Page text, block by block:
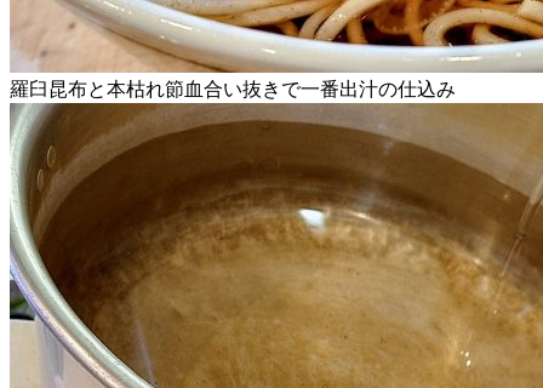
羅臼昆布と本枯れ節血合い抜きで一番出汁の仕込み